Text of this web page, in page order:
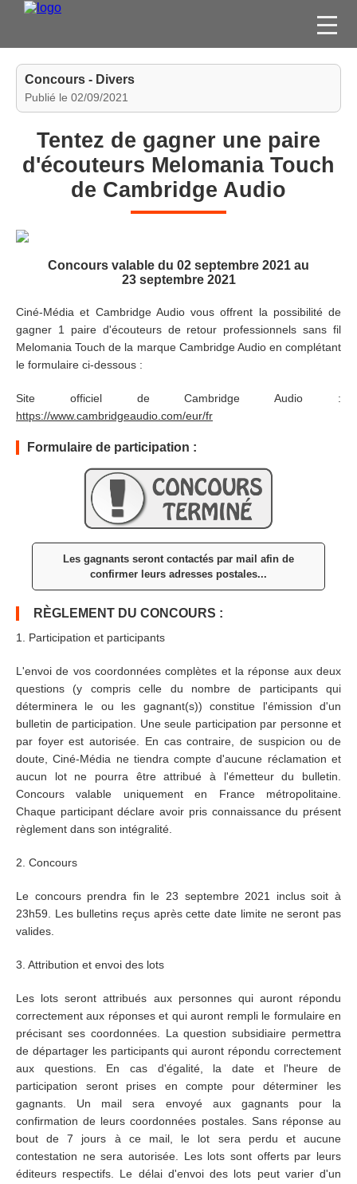
FILMS
JEUX VIDÉO
CONCOURS
MEMBRE
Concours - Divers
Publié le 02/09/2021
Tentez de gagner une paire
d'écouteurs Melomania Touch
de Cambridge Audio
Concours valable du 02 septembre 2021 au
23 septembre 2021
Ciné-Média et Cambridge Audio vous offrent la possibilité de
gagner 1 paire d'écouteurs de retour professionnels sans fil
Melomania Touch de la marque Cambridge Audio en complétant
le formulaire ci-dessous :
Site officiel de Cambridge Audio :
https://www.cambridgeaudio.com/eur/fr
Formulaire de participation :
Les gagnants seront contactés par mail afin de
confirmer leurs adresses postales...
RÈGLEMENT DU CONCOURS :
1. Participation et participants
L'envoi de vos coordonnées complètes et la réponse aux deux
questions (y compris celle du nombre de participants qui
déterminera le ou les gagnant(s)) constitue l'émission d'un
bulletin de participation. Une seule participation par personne et
par foyer est autorisée. En cas contraire, de suspicion ou de
doute, Ciné-Média ne tiendra compte d'aucune réclamation et
aucun lot ne pourra être attribué à l'émetteur du bulletin.
Concours valable uniquement en France métropolitaine.
Chaque participant déclare avoir pris connaissance du présent
règlement dans son intégralité.
2. Concours
Le concours prendra fin le 23 septembre 2021 inclus soit à
23h59. Les bulletins reçus après cette date limite ne seront pas
valides.
3. Attribution et envoi des lots
Les lots seront attribués aux personnes qui auront répondu
correctement aux réponses et qui auront rempli le formulaire en
précisant ses coordonnées. La question subsidiaire permettra
de départager les participants qui auront répondu correctement
aux questions. En cas d'égalité, la date et l'heure de
participation seront prises en compte pour déterminer les
gagnants. Un mail sera envoyé aux gagnants pour la
confirmation de leurs coordonnées postales. Sans réponse au
bout de 7 jours à ce mail, le lot sera perdu et aucune
contestation ne sera autorisée. Les lots sont offerts par leurs
éditeurs respectifs. Le délai d'envoi des lots peut varier d'un